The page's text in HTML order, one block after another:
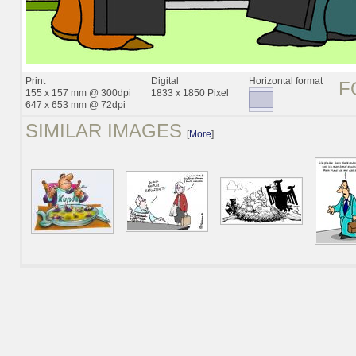
Print
155 x 157 mm @ 300dpi
647 x 653 mm @ 72dpi
Digital
1833 x 1850 Pixel
Horizontal format
SIMILAR IMAGES [More]